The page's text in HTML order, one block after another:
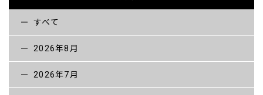
すべて
2026年8月
2026年7月
ICT活用工事の流れ
ICT建機による施工